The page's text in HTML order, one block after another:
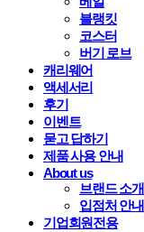
블랭킷
코스터
버기 로브
캐리웨어
액세서리
후기
이벤트
묻고 답하기
제품 사용 안내
About us
브랜드 소개
입점처 안내
기업회원전용